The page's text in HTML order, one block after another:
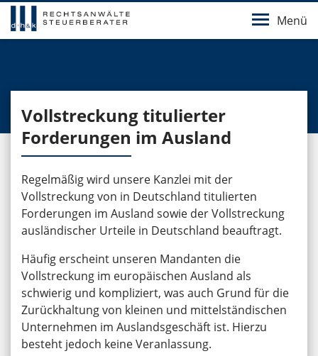
Menü
Vollstreckung titulierter
Forderungen im Ausland
Regelmäßig wird unsere Kanzlei mit der
Vollstreckung von in Deutschland titulierten
Forderungen im Ausland sowie der Vollstreckung
ausländischer Urteile in Deutschland beauftragt.
Häufig erscheint unseren Mandanten die
Vollstreckung im europäischen Ausland als
schwierig und kompliziert, was auch Grund für die
Zurückhaltung von kleinen und mittelständischen
Unternehmen im Auslandsgeschäft ist. Hierzu
besteht jedoch keine Veranlassung.